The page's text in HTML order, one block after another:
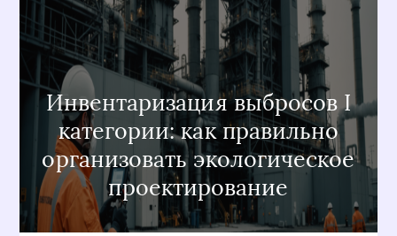
Инвентаризация выбросов I
категории: как правильно
организовать экологическое
проектирование